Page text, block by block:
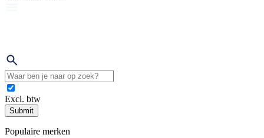
Excl. btw
Submit
Populaire merken